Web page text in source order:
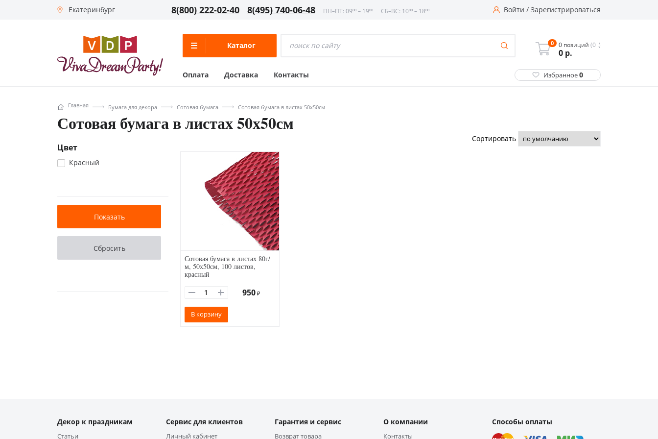
Екатеринбург 8(800) 222-02-40 8(495) 740-06-48 ПН–ПТ: 09⁰⁰ – 19⁰⁰ СБ–ВС: 10⁰⁰ – 18⁰⁰ Войти / Зарегистрироваться
Каталог 0 0 позиций (0 .)
0 р.
Оплата Доставка Контакты Избранное0
Главная Бумага для декора Сотовая бумага Сотовая бумага в листах 50х50см
Сотовая бумага в листах 50х50см
Цвет
Красный
Сортировать
Сотовая бумага в листах 80г/
м, 50х50см, 100 листов,
красный
950 ₽
В корзину
Декор к праздникам
Статьи
Сервис для клиентов
Личный кабинет
Гарантия и сервис
Возврат товара
О компании
Контакты
Способы оплаты